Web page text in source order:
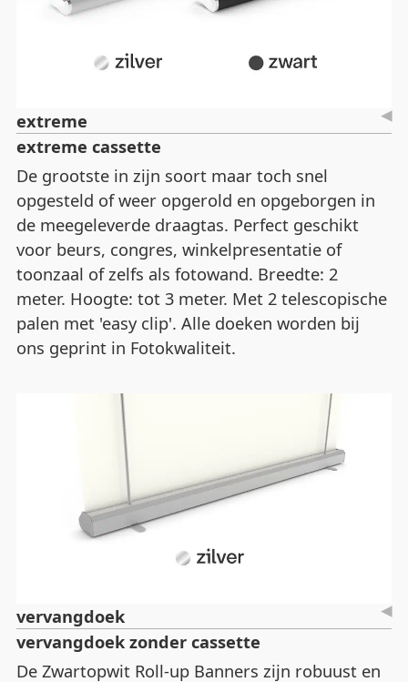
extreme
extreme cassette
De grootste in zijn soort maar toch snel
opgesteld of weer opgerold en opgeborgen in
de meegeleverde draagtas. Perfect geschikt
voor beurs, congres, winkelpresentatie of
toonzaal of zelfs als fotowand. Breedte: 2
meter. Hoogte: tot 3 meter. Met 2 telescopische
palen met 'easy clip'. Alle doeken worden bij
ons geprint in Fotokwaliteit.
vervangdoek
vervangdoek zonder cassette
De Zwartopwit Roll-up Banners zijn robuust en